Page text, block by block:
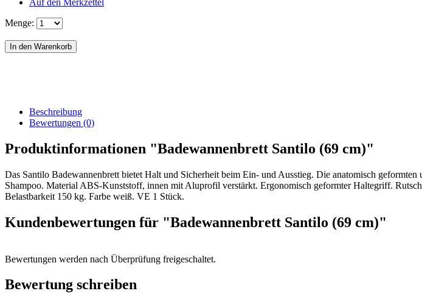
Menge:
Beschreibung
Bewertungen (0)
Produktinformationen "Badewannenbrett Santilo (69 cm)"
Das Santilo Badewannenbrett bietet Halt und Sicherheit beim Ein- und Ausstieg. Die anatomisch
Shampoo. Material ABS-Kunststoff, innen mit Aluprofil verstärkt. Ergonomisch geformter Haltegriff.
Belastbarkeit 150 kg. Farbe weiß. VE 1 Stück.
Kundenbewertungen für "Badewannenbrett Santilo (69 cm)"
Bewertungen werden nach Überprüfung freigeschaltet.
Bewertung schreiben